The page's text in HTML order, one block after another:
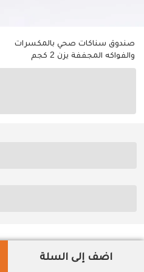
صندوق سناكات صحي بالمكسرات
والفواكه المجففة يزن 2 كجم
اضف إلى السلة